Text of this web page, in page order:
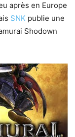
après en Europe
SNK publie une
Shodown